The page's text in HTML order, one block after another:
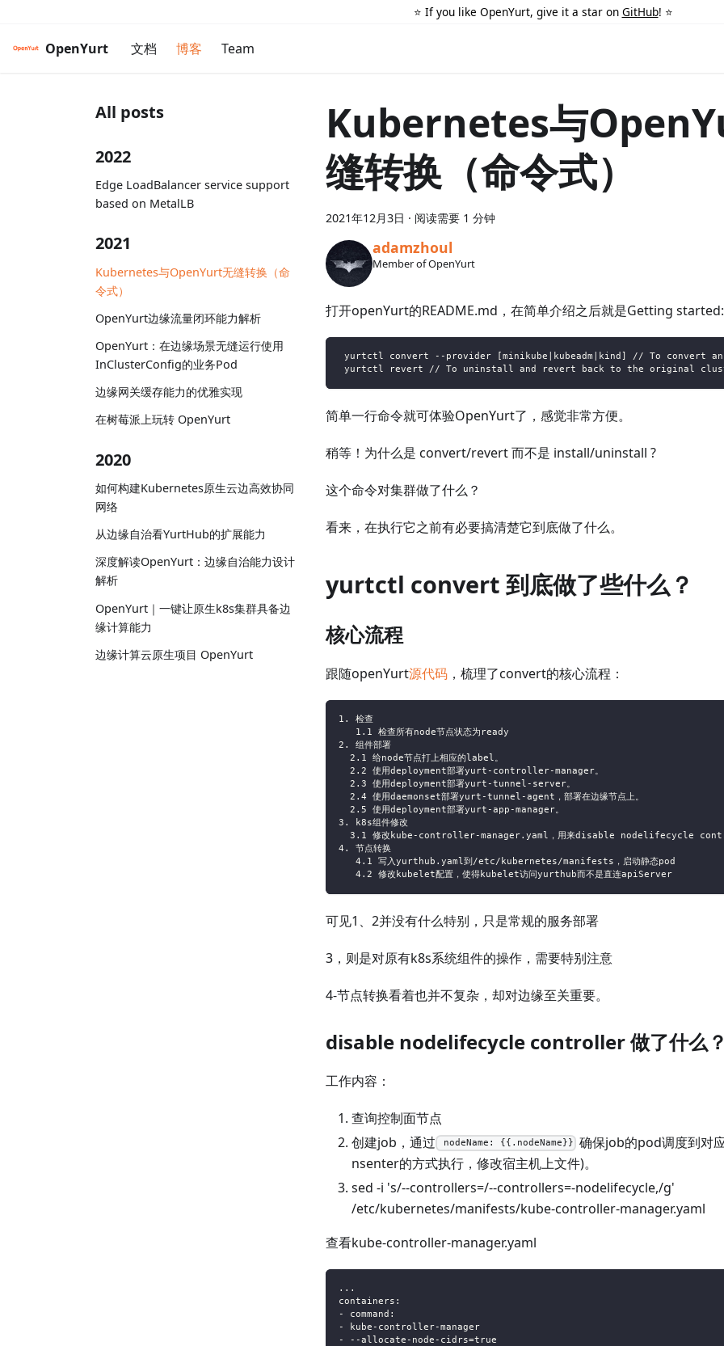
⭐️ If you like OpenYurt, give it a star on GitHub! ⭐️
OpenYurt 文档 博客 Team
All posts
2022
Edge LoadBalancer service support
based on MetalLB
2021
Kubernetes与OpenYurt无缝转换（命
令式）
OpenYurt边缘流量闭环能力解析
OpenYurt：在边缘场景无缝运行使用
InClusterConfig的业务Pod
边缘网关缓存能力的优雅实现
在树莓派上玩转 OpenYurt
2020
如何构建Kubernetes原生云边高效协同
网络
从边缘自治看YurtHub的扩展能力
深度解读OpenYurt：边缘自治能力设计
解析
OpenYurt｜一键让原生k8s集群具备边
缘计算能力
边缘计算云原生项目 OpenYurt
Kubernetes与
缝转换（命令式）
2021年12月3日 · 阅读需要 1 分钟
adamzhoul
Member of OpenYurt
打开openYurt的README.md，在简单介绍之后就是Getting started:
yurtctl convert --provider [minikube|kubeadm|kind] // To convert
yurtctl revert // To uninstall and revert back to the original
简单一行命令就可体验OpenYurt了，感觉非常方便。
稍等！为什么是 convert/revert 而不是 install/uninstall ?
这个命令对集群做了什么？
看来，在执行它之前有必要搞清楚它到底做了什么。
yurtctl convert 到底做了些什么？
核心流程
跟随openYurt源代码 ，梳理了convert的核心流程：
1. 检查
   1.1 检查所有node节点状态为ready
2. 组件部署
  2.1 给node节点打上相应的label。
  2.2 使用deployment部署yurt-controller-manager。
  2.3 使用deployment部署yurt-tunnel-server。
  2.4 使用daemonset部署yurt-tunnel-agent，部署在边缘节点上。
  2.5 使用deployment部署yurt-app-manager。
3. k8s组件修改
3.1 修改kube-controller-manager.yaml，用来disable nodelifecycle
4. 节点转换
   4.1 写入yurthub.yaml到/etc/kubernetes/manifests，启动静态pod
   4.2 修改kubelet配置，使得kubelet访问yurthub而不是直连apiServer
可见1、2并没有什么特别，只是常规的服务部署
3，则是对原有k8s系统组件的操作，需要特别注意
4-节点转换看着也并不复杂，却对边缘至关重要。
disable nodelifecycle controller 做了什么？
工作内容：
查询控制面节点
创建job，通过
nodeName: {{.nodeName}}
确保job的pod调度到对
nsenter的方式执行，修改宿主机上文件)。
sed -i 's/--controllers=/--controllers=-nodelifecycle,/g'
/etc/kubernetes/manifests/kube-controller-manager.yaml
查看kube-controller-manager.yaml
...
containers:
- command:
- kube-controller-manager
- --allocate-node-cidrs=true